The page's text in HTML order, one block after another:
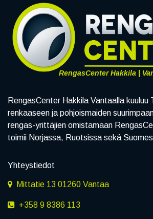
RengasCenter Hakkila |
RengasCenter Hakkila Vantaalla kuuluu
renkaaseen ja pohjoismaiden
rengas-yrittäjien omistamaan
toimii Norjassa, Ruotsissa sekä
Yhteystiedot
Mittatie 13 01260 Vantaa
+358 9 8386 113